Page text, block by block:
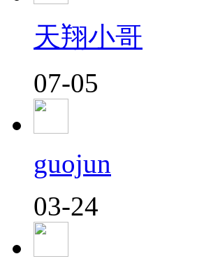
天翔小哥
07-05
guojun
03-24